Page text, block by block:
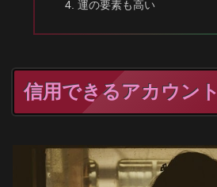
運の要素も高い
信用できるアカウント